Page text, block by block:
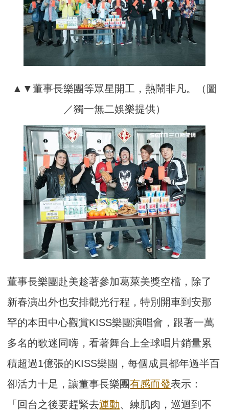
▲▼董事長樂團等眾星開工，熱鬧非凡。（圖
／獨一無二娛樂提供）
董事長樂團赴美趁著參加葛萊美獎空檔，除了
新春演出外也安排觀光行程，特別開車到安那
罕的本田中心觀賞KISS樂團演唱會，跟著一萬
多名的歌迷同嗨，看著舞台上全球唱片銷量累
積超過1億張的KISS樂團，每個成員都年過半百
卻活力十足，讓董事長樂團有感而發表示：
「回台之後要趕緊去運動、練肌肉，巡迴到不